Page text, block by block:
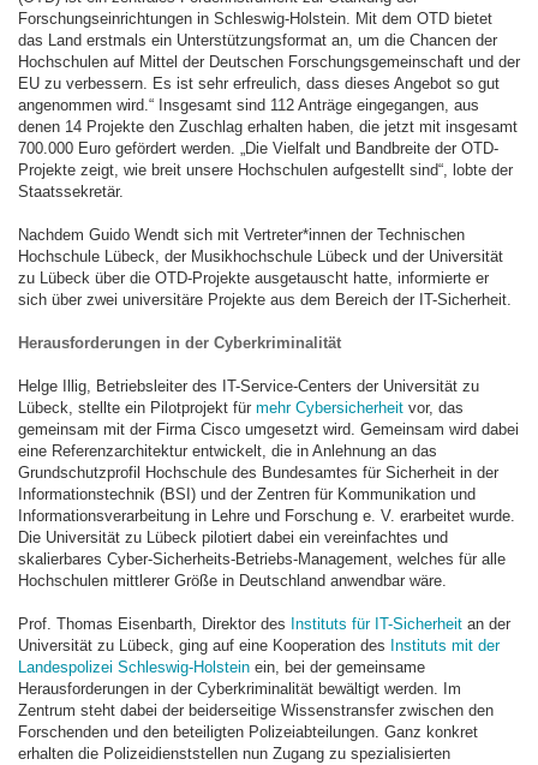
Forschungseinrichtungen in Schleswig-Holstein. Mit dem OTD bietet
das Land erstmals ein Unterstützungsformat an, um die Chancen der
Hochschulen auf Mittel der Deutschen Forschungsgemeinschaft und der
EU zu verbessern. Es ist sehr erfreulich, dass dieses Angebot so gut
angenommen wird.“ Insgesamt sind 112 Anträge eingegangen, aus
denen 14 Projekte den Zuschlag erhalten haben, die jetzt mit insgesamt
700.000 Euro gefördert werden. „Die Vielfalt und Bandbreite der OTD-
Projekte zeigt, wie breit unsere Hochschulen aufgestellt sind“, lobte der
Staatssekretär.
Nachdem Guido Wendt sich mit Vertreter*innen der Technischen
Hochschule Lübeck, der Musikhochschule Lübeck und der Universität
zu Lübeck über die OTD-Projekte ausgetauscht hatte, informierte er
sich über zwei universitäre Projekte aus dem Bereich der IT-Sicherheit.
Herausforderungen in der Cyberkriminalität
Helge Illig, Betriebsleiter des IT-Service-Centers der Universität zu
Lübeck, stellte ein Pilotprojekt für mehr Cybersicherheit vor, das
gemeinsam mit der Firma Cisco umgesetzt wird. Gemeinsam wird dabei
eine Referenzarchitektur entwickelt, die in Anlehnung an das
Grundschutzprofil Hochschule des Bundesamtes für Sicherheit in der
Informationstechnik (BSI) und der Zentren für Kommunikation und
Informationsverarbeitung in Lehre und Forschung e. V. erarbeitet wurde.
Die Universität zu Lübeck pilotiert dabei ein vereinfachtes und
skalierbares Cyber-Sicherheits-Betriebs-Management, welches für alle
Hochschulen mittlerer Größe in Deutschland anwendbar wäre.
Prof. Thomas Eisenbarth, Direktor des Instituts für IT-Sicherheit an der
Universität zu Lübeck, ging auf eine Kooperation des Instituts mit der
Landespolizei Schleswig-Holstein ein, bei der gemeinsame
Herausforderungen in der Cyberkriminalität bewältigt werden. Im
Zentrum steht dabei der beiderseitige Wissenstransfer zwischen den
Forschenden und den beteiligten Polizeiabteilungen. Ganz konkret
erhalten die Polizeidienststellen nun Zugang zu spezialisierten